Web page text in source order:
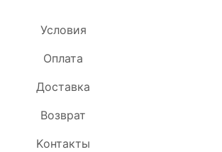
Условия
Oплата
Доставка
Возврат
Kонтакты